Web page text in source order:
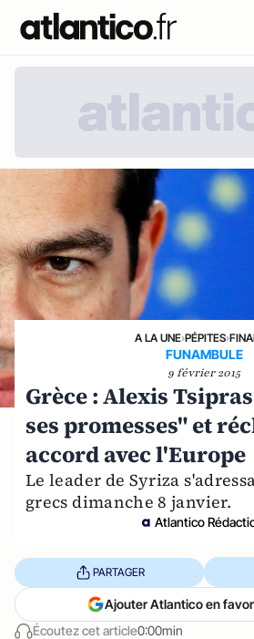
A LA UNE›PÉPITES›
FUNAMBULE
9 février 2015
Grèce : Alexis
ses promesses" et
accord avec l'Europe
Le leader de Syriza
grecs dimanche 8 janvier.
Atlantico
Écoutez cet article0:00min
PARTAGER
Ajouter Atlantico en